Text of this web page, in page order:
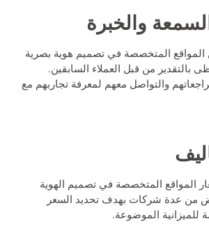
والخبرة
المواقع المتخصصة في تصميم هوية بصرية
من قبل العملاء السابقين.
والتواصل معهم لمعرفة تجاربهم مع
المواقع المتخصصة في تصميم الهوية
من عدة شركات بهدف تحديد السعر
للميزانية الموضوعة.